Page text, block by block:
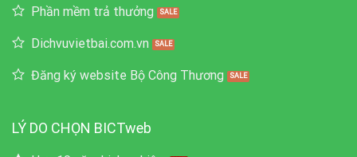
Phần mềm trả thưởng
Dichvuvietbai.com.vn
Đăng ký website Bộ Công Thương
LÝ DO CHỌN BICTweb